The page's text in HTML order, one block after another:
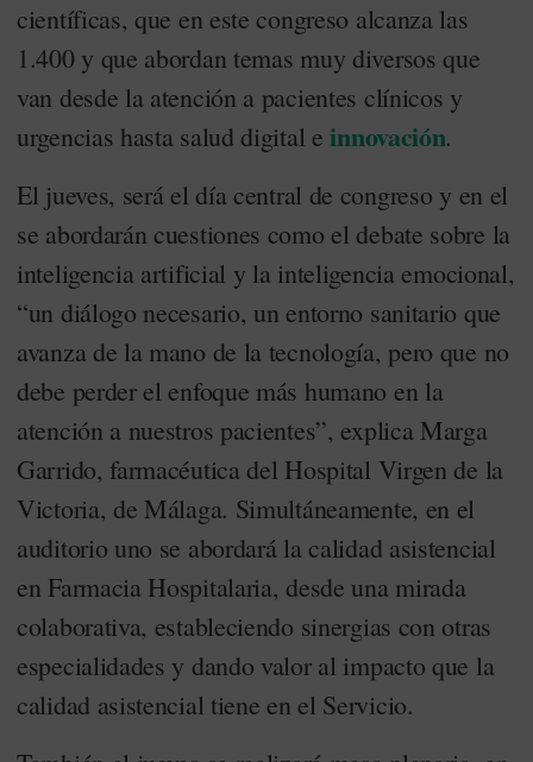
científicas, que en este congreso alcanza las
1.400 y que abordan temas muy diversos que
van desde la atención a pacientes clínicos y
urgencias hasta salud digital einnovación.
El jueves, será el día central de congreso y en el
se abordarán cuestiones como el debate sobre la
inteligencia artificial y la inteligencia emocional,
“un diálogo necesario, un entorno sanitario que
avanza de la mano de la tecnología, pero que no
debe perder el enfoque más humano en la
atención a nuestros pacientes”, explica Marga
Garrido, farmacéutica del Hospital Virgen de la
Victoria, de Málaga. Simultáneamente, en el
auditorio uno se abordará la calidad asistencial
en Farmacia Hospitalaria, desde una mirada
colaborativa, estableciendo sinergias con otras
especialidades y dando valor al impacto que la
calidad asistencial tiene en el Servicio.